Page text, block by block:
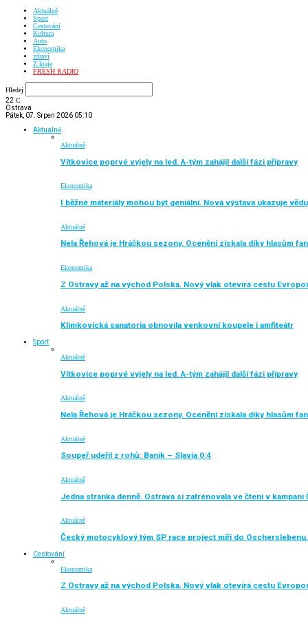
Aktuálně
Sport
Cestování
Kultura
Auto
Ekonomika
zdraví
Z kraje
FRESH RADIO
Hledej
22 C
Ostrava
Pátek, 07. Srpen 2026 05:10
Aktuálně
Aktuálně
Vítkovice poprvé vyjely na led. A-tým zahájil další fázi přípravy
Ekonomika
I běžné materiály mohou být geniální. Nová výstava ukazuje
Aktuálně
Nela Řehová je Hráčkou sezony. Ocenění získala díky hlasům
Ekonomika
Z Ostravy až na východ Polska. Nový vlak otevírá cestu
Aktuálně
Klimkovická sanatoria obnovila venkovní koupele i amfiteátr
Sport
Aktuálně
Vítkovice poprvé vyjely na led. A-tým zahájil další fázi přípravy
Aktuálně
Nela Řehová je Hráčkou sezony. Ocenění získala díky hlasům
Aktuálně
Soupeř udeřil z rohů: Baník – Slavia 0:4
Aktuálně
Jedna stránka denně. Ostrava si zatrénovala ve čtení v kampani
Aktuálně
Český motocyklový tým SP race project míří do
Cestování
Ekonomika
Z Ostravy až na východ Polska. Nový vlak otevírá cestu
Aktuálně